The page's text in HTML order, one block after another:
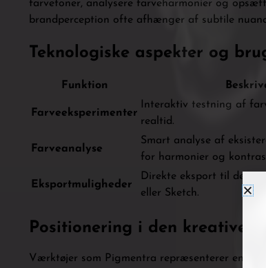
farvetoner, analysere farveharmonier og
brandperception ofte afhænger af subtile
Teknologiske aspekter og
Funktion
Farveeksperimenter
Interaktiv testning af
realtid.
Farveanalyse
Smart analyse af
for harmonier og
Eksportmuligheder
Direkte eksport til
eller Sketch.
Positionering i den kreative
Værktøjer som Pigmentra repræsenterer en